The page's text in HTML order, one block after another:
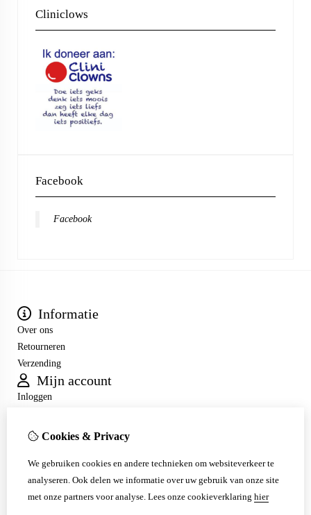
Cliniclows
Facebook
Facebook
Informatie
Over ons
Retourneren
Verzending
Mijn account
Inloggen
Verlanglijst
Klantenservice
Contact
Sitemap
Cookies & Privacy
We gebruiken cookies en andere technieken om websiteverkeer te
analyseren. Ook delen we informatie over uw gebruik van onze site
met onze partners voor analyse. Lees onze cookieverklaring hier